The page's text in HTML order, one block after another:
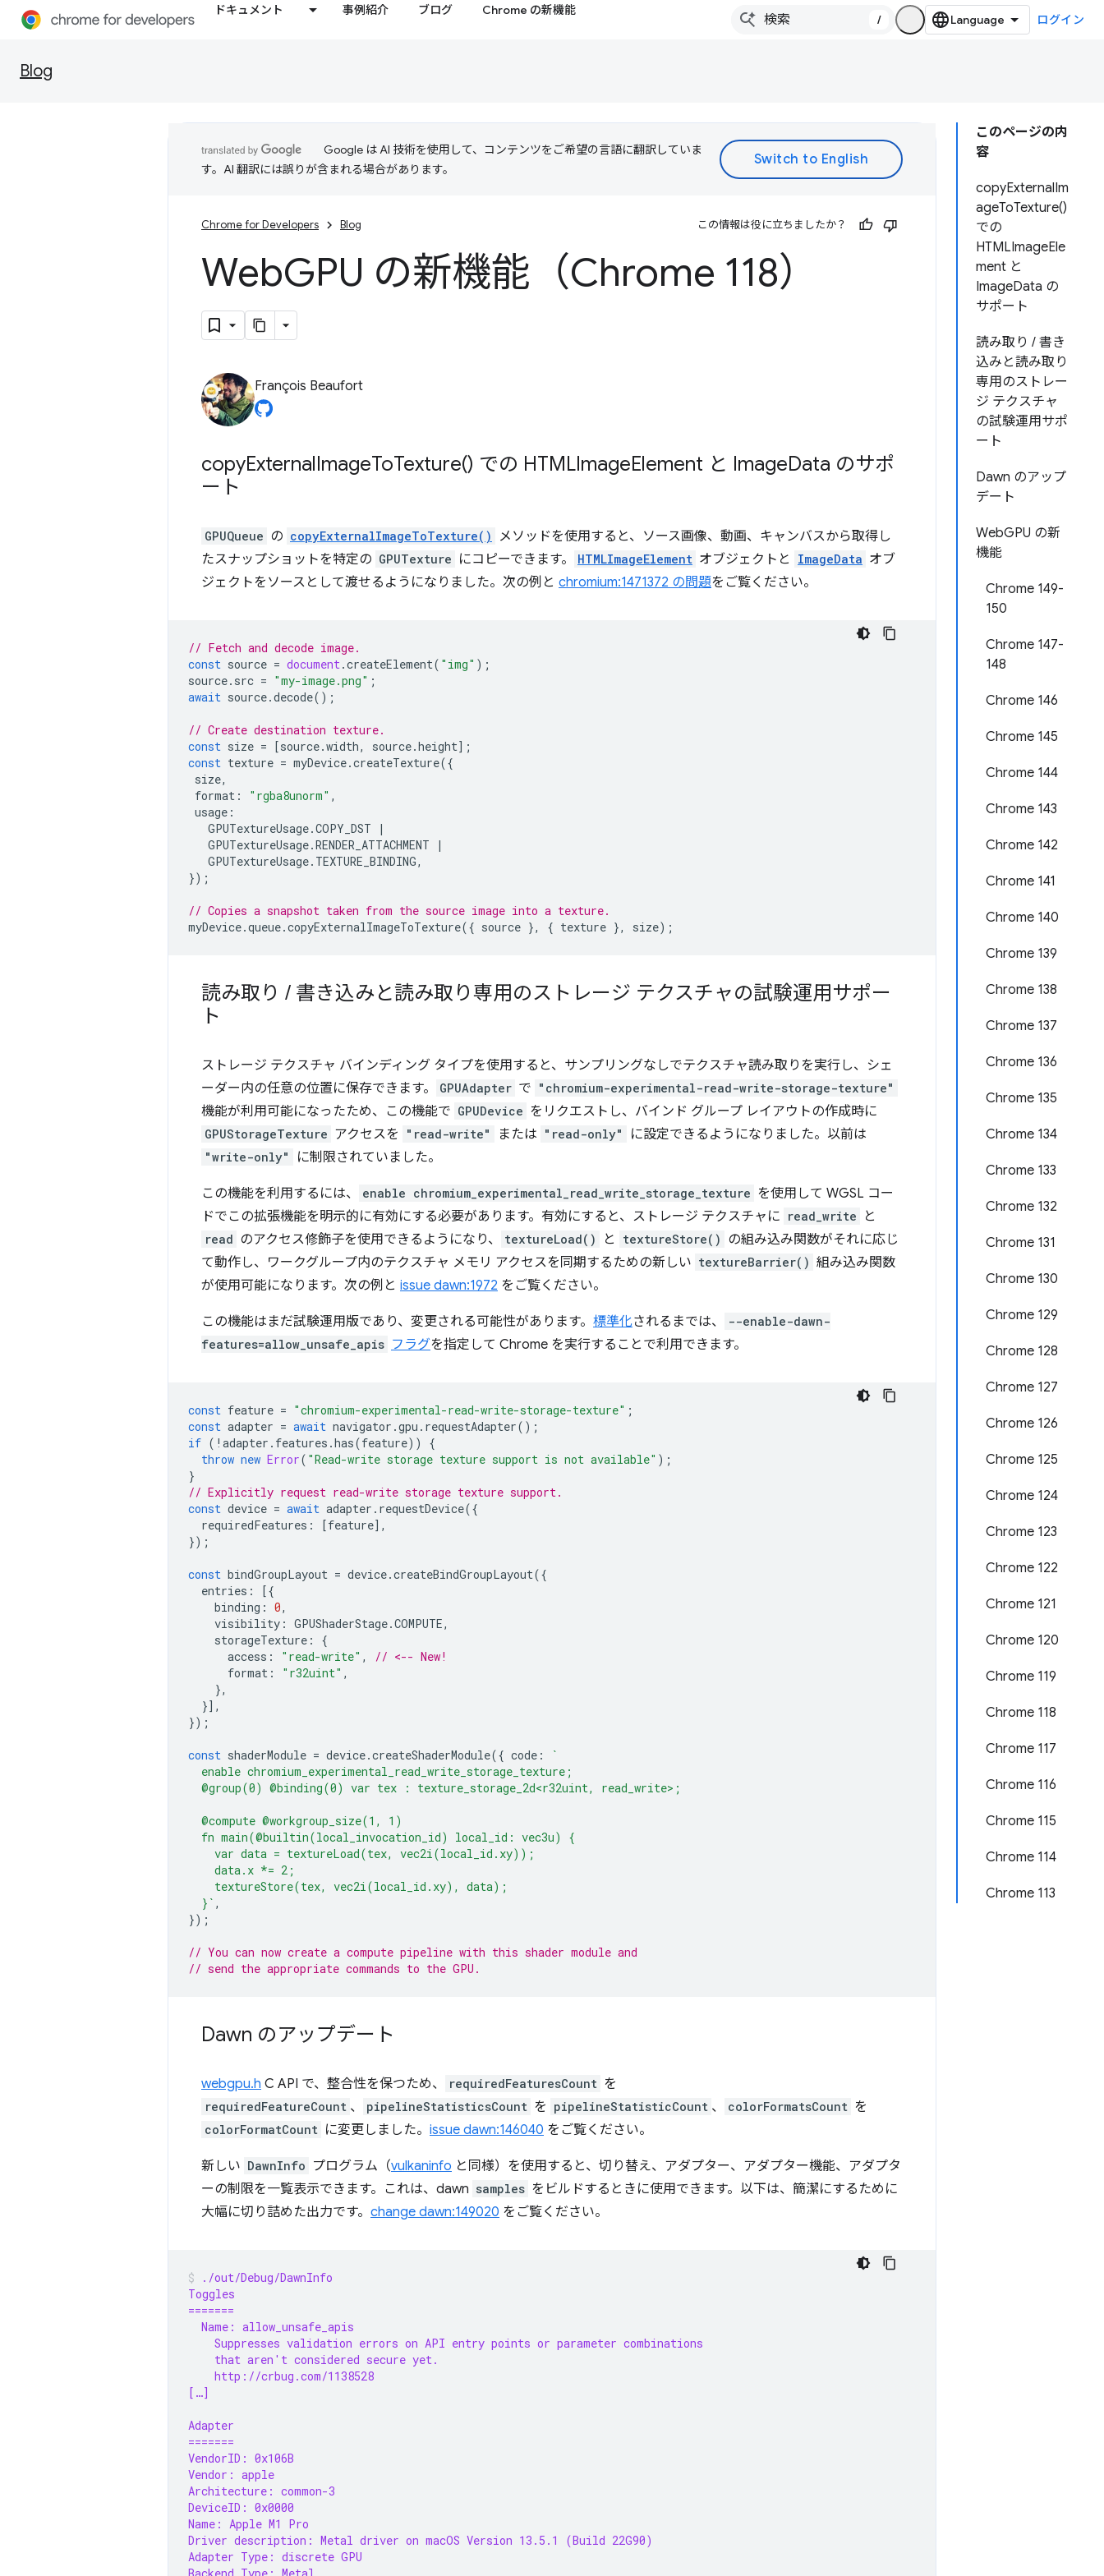
ドキュメント 事例紹介 ブログ Chrome の新機能
/ ログイン
Blog
このページの内
容
copyExternalIm
ageToTexture()
での
HTMLImageEle
ment と
ImageData の
サポート
読み取り / 書き
込みと読み取り
専用のストレー
ジ テクスチャ
の試験運用サポ
ート
Dawn のアップ
デート
WebGPU の新
機能
Chrome 149-
150
Chrome 147-
148
Chrome 146
Chrome 145
Chrome 144
Chrome 143
Chrome 142
Chrome 141
Chrome 140
Chrome 139
Chrome 138
Chrome 137
Chrome 136
Chrome 135
Chrome 134
Chrome 133
Chrome 132
Chrome 131
Chrome 130
Chrome 129
Chrome 128
Chrome 127
Chrome 126
Chrome 125
Chrome 124
Chrome 123
Chrome 122
Chrome 121
Chrome 120
Chrome 119
Chrome 118
Chrome 117
Chrome 116
Chrome 115
Chrome 114
Chrome 113
Google は AI 技術を使用して、コンテンツをご希望の言語に翻訳していま
す。AI 翻訳には誤りが含まれる場合があります。
Chrome for Developers Blog この情報は役に立ちましたか？
WebGPU の新機能（Chrome 118）
François Beaufort
copyExternalImageToTexture() での HTMLImageElement と ImageData のサポ
ート
GPUQueue の copyExternalImageToTexture()
メソッドを使用すると、ソース画像、動画、キャンバスから取得し
たスナップショットを特定の GPUTexture にコピーできます。 HTMLImageElement オブジェクトと ImageData オブ
ジェクトをソースとして渡せるようになりました。次の例と chromium:1471372 の問題をご覧ください。
// Fetch and decode image.
const source = document.createElement( "img" );
source. src = "my-image.png" ;
await source.decode();
// Create destination texture.
const size = [source.width, source.height];
const texture = myDevice.createTexture({
size,
format : "rgba8unorm" ,
usage :
GPUTextureUsage.COPY_DST
|
GPUTextureUsage.RENDER_ATTACHMENT
|
GPUTextureUsage. TEXTURE_BINDING,
});
// Copies a snapshot taken from the source image into a texture.
myDevice.queue.copyExternalImageToTexture({ source }, { texture }, size);
読み取り / 書き込みと読み取り専用のストレージ テクスチャの試験運用サポー
ト
ストレージ テクスチャ バインディング タイプを使用すると、サンプリングなしでテクスチャ読み取りを実行し、シェ
ーダー内の任意の位置に保存できます。
GPUAdapter で "chromium-experimental-read-write-storage-texture"
機能が利用可能になったため、この機能で GPUDevice をリクエストし、バインド グループ レイアウトの作成時に
GPUStorageTexture アクセスを "read-write" または "read-only" に設定できるようになりました。以前は
"write-only" に制限されていました。
この機能を利用するには、 enable chromium_experimental_read_write_storage_texture を使用して WGSL コー
ドでこの拡張機能を明示的に有効にする必要があります。有効にすると、ストレージ テクスチャに read_write と
read のアクセス修飾子を使用できるようになり、 textureLoad() と textureStore() の組み込み関数がそれに応じ
て動作し、ワークグループ内のテクスチャ メモリ アクセスを同期するための新しい textureBarrier() 組み込み関数
が使用可能になります。次の例と issue dawn:1972 をご覧ください。
この機能はまだ試験運用版であり、変更される可能性があります。 標準化されるまでは、
--enable-dawn-
features=allow_unsafe_apis フラグを指定して Chrome を実行することで利用できます。
const feature = "chromium-experimental-read-write-storage-texture" ;
const adapter = await navigator .gpu . requestAdapter();
if ( ! adapter . features .has(feature))
{
throw new Error( "Read-write storage texture support is not available" );
}
// Explicitly request read-write storage texture support.
const device = await adapter . requestDevice({
requiredFeatures : [feature],
});
const bindGroupLayout = device.createBindGroupLayout({
entries :
[{
binding : 0,
visibility : GPUShaderStage.COMPUTE,
storageTexture :
{
access : "read-write" ,
// <-- New!
format : "r32uint" ,
},
}],
});
const shaderModule = device.createShaderModule({ code :
`
  enable chromium_experimental_read_write_storage_texture;
  @group(0) @binding(0) var tex : texture_storage_2d<r32uint, read_write>;
  @compute @workgroup_size(1, 1)
  fn main(@builtin(local_invocation_id) local_id: vec3u) {
    var data = textureLoad(tex, vec2i(local_id.xy));
    data.x *= 2;
    textureStore(tex, vec2i(local_id.xy), data);
  }`
,
});
// You can now create a compute pipeline with this shader module and
// send the appropriate commands to the GPU.
Dawn のアップデート
webgpu.h C API で、整合性を保つため、 requiredFeaturesCount を
requiredFeatureCount 、 pipelineStatisticsCount を pipelineStatisticCount 、 colorFormatsCount を
colorFormatCount に変更しました。 issue dawn:146040 をご覧ください。
新しい DawnInfo プログラム（vulkaninfo と同様）を使用すると、切り替え、アダプター、アダプター機能、アダプタ
ーの制限を一覧表示できます。これは、dawn samples をビルドするときに使用できます。以下は、簡潔にするために
大幅に切り詰めた出力です。 change dawn:149020 をご覧ください。
./out/Debug/DawnInfo
Toggles
=======
  Name: allow_unsafe_apis
    Suppresses validation errors on API entry points or parameter combinations
    that aren't considered secure yet.
    http://crbug.com/1138528
[…]
Adapter
=======
VendorID: 0x106B
Vendor: apple
Architecture: common-3
DeviceID: 0x0000
Name: Apple M1 Pro
Driver description: Metal driver on macOS Version 13.5.1 (Build 22G90)
Adapter Type: discrete GPU